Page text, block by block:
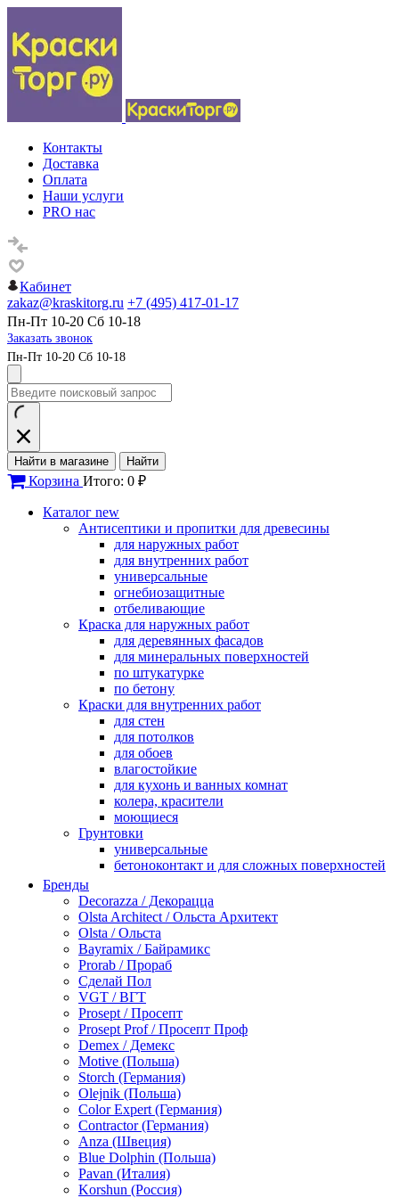
Контакты
Доставка
Оплата
Наши услуги
PRO нас
Кабинет
zakaz@kraskitorg.ru +7 (495) 417-01-17
Пн-Пт 10-20 Сб 10-18
Заказать звонок
Пн-Пт 10-20 Сб 10-18
Найти в магазине Найти
Корзина Итого: 0 ₽
Каталог new
Антисептики и пропитки для древесины
для наружных работ
для внутренних работ
универсальные
огнебиозащитные
отбеливающие
Краска для наружных работ
для деревянных фасадов
для минеральных поверхностей
по штукатурке
по бетону
Краски для внутренних работ
для стен
для потолков
для обоев
влагостойкие
для кухонь и ванных комнат
колера, красители
моющиеся
Грунтовки
универсальные
бетоноконтакт и для сложных поверхностей
по металлу
антикорозийные
под декоративные штукатурки
для гипсокартона
под штукатурку
Герметик
акриловые
силиконовые универсальные, нейтральные
силиконовые санитарные (антигрибковые)
шовные для срубов
для кровли
для каминов
полиуретановые
Декоративные штукатурки и краски
краски для декора, патина
мокрый шелк
венецианские (эффект мрамора)
песок (эффект песчаных вихрей)
декоративная шпаклевка
Бренды
Decorazza / Декорацца
Olsta Architect / Ольста Архитект
Olsta / Ольста
Bayramix / Байрамикс
Prorab / Прораб
Сделай Пол
VGT / ВГТ
Prosept / Просепт
Prosept Prof / Просепт Проф
Demex / Демекс
Motive (Польша)
Storch (Германия)
Olejnik (Польша)
Color Expert (Германия)
Contractor (Германия)
Anza (Швеция)
Blue Dolphin (Польша)
Pavan (Италия)
Korshun (Россия)